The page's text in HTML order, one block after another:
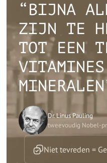
“BIJNA
ZIJN TE
TOT EEN
Dr. Linus Pauling
tweevoudig Nobel-
Niet tevreden =